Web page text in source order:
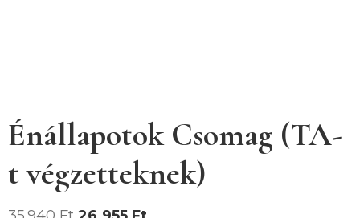
Énállapotok Csomag (TA-
t végzetteknek)